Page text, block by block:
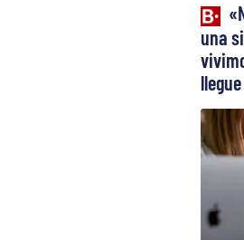
una